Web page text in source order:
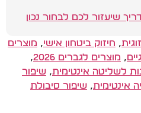
שיעזור לכם לבחור נכון
, חיזוק ביטחון אישי, מוצרים
, מוצרים לגברים 2026
,
לשליטה אינטימית, שיפור
אינטימית, שיפור סיבולת